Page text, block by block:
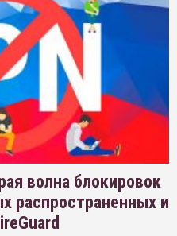
волна блокировок
распространенных и